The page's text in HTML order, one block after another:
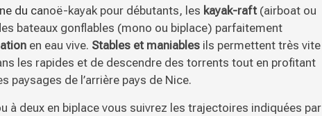
du canoë-kayak pour débutants, les kayak-raft(airboat ou
bateaux gonflables (mono ou biplace) parfaitement
en eau vive. Stables et maniablesils permettent très vite
les rapides et de descendre des torrents tout en profitant
paysages de l’arrière pays de Nice.
à deux en biplace vous suivrez les trajectoires indiquées par